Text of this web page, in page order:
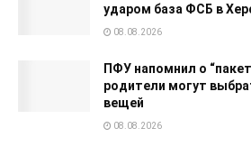
ударом база ФСБ в
08.08.2026
ПФУ напомнил о
родители могут
вещей
08.08.2026